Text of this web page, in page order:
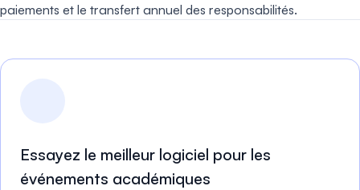
paiements et le transfert annuel des responsabilités.
Essayez le meilleur logiciel pour les
événements académiques